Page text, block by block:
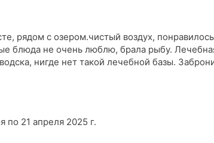
рядом с озером.чистый воздух,
блюда не очень люблю, брала рыбу.
нигде нет такой лечебной базы.
по 21 апреля 2025 г.